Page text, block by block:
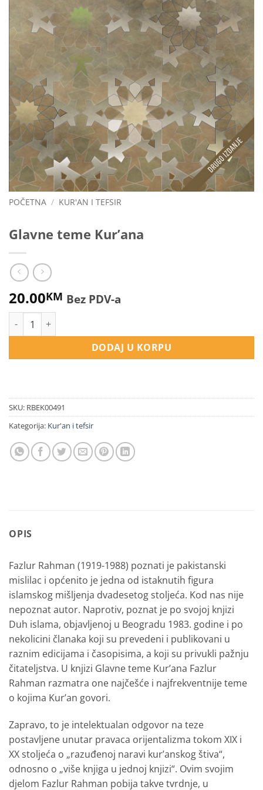
POČETNA / KUR'AN I TEFSIR
Glavne teme Kur’ana
20.00KM Bez PDV-a
Glavne teme Kur’ana količina
DODAJ U KORPU
SKU: RBEK00491
Kategorija: Kur'an i tefsir
OPIS
Fazlur Rahman (1919-1988) poznati je pakistanski
mislilac i općenito je jedna od istaknutih figura
islamskog mišljenja dvadesetog stoljeća. Kod nas nije
nepoznat autor. Naprotiv, poznat je po svojoj knjizi
Duh islama, objavljenoj u Beogradu 1983. godine i po
nekolicini članaka koji su prevedeni i publikovani u
raznim edicijama i časopisima, a koji su privukli pažnju
čitateljstva. U knjizi Glavne teme Kur’ana Fazlur
Rahman razmatra one najčešće i najfrekventnije teme
o kojima Kur’an govori.
Zapravo, to je intelektualan odgovor na teze
postavljene unutar pravaca orijentalizma tokom XIX i
XX stoljeća o „razuđenoj naravi kur’anskog štiva“,
odnosno o „više knjiga u jednoj knjizi“. Ovim svojim
djelom Fazlur Rahman pobija takve tvrdnje, u